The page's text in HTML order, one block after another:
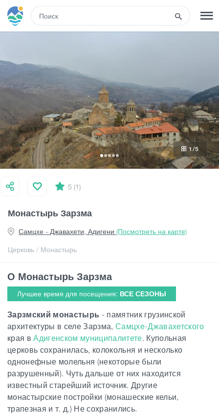
Туры
Гостиницы
Транспорт
Развлечения
Гиды
Грузия
Монастырь Зарзма
Церковь / Монастырь
Самцхе - Джавахети, Адигени (Посмотреть на карте)
5 (1)
1 /5
О Монастырь Зарзма
Лучшее время для посещения: ВСЕ СЕЗОНЫ
Зарзмский монастырь - памятник грузинской
архитектуры в селе Зарзма, Самцхе-Джавахетского
края вАдигенском муниципалитете. Купольная
церковь сохранилась, колокольня и несколько
однонефные молельня (некоторые были
разрушенный). Чуть дальше от них находится
известный старейший источник. Другие
монастырские постройки (монашеские кельи,
трапезная и т. д.) Не сохранились.